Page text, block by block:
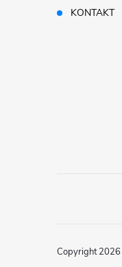
KONTAKT
Copyright 2026